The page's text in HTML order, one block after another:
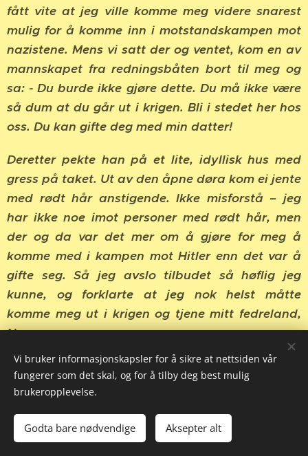
fått vite at jeg ville komme meg videre snarest
mulig for å komme inn i motstandskampen mot
nazistene. Mens vi satt der og ventet, kom en av
mannskapet fra redningsbåten bort til meg og
sa: - Du burde ikke gjøre dette. Du må ikke være
så dum at du går ut i krigen. Bli i stedet her hos
oss. Du kan gifte deg med min datter!
Deretter pekte han på et lite, idyllisk hus med
gress på taket. Ut av den åpne døra kom ei jente
med rødt hår anstigende. Ikke misforstå – jeg
har ikke noe imot personer med rødt hår, men
der og da var det mer om å gjøre for meg å
komme med i kampen mot Hitler enn det var å
gifte seg. Så jeg avslo tilbudet så høflig jeg
kunne, og forklarte at jeg nok helst måtte
komme meg ut i krigen og tjene mitt fedreland,
Norge.
Heldigvis kom bussen og hentet oss for transport
til London. Her tok britiske myndigheter imot
oss, og vi måtte innom Patriotic School til avhør
så mye informasjon som mulig, før de plasserte
Vi bruker informasjonskapsler for å sikre at nettsiden vår
fungerer som det skal, og for å tilby deg best mulig
brukeropplevelse.
Godta bare nødvendige Aksepter alt